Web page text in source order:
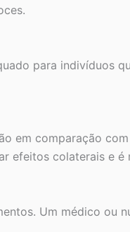
para indivíduos
em comparação
efeitos colaterais e é
Um médico ou